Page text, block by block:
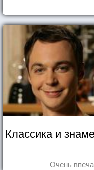
Классика и
Очень